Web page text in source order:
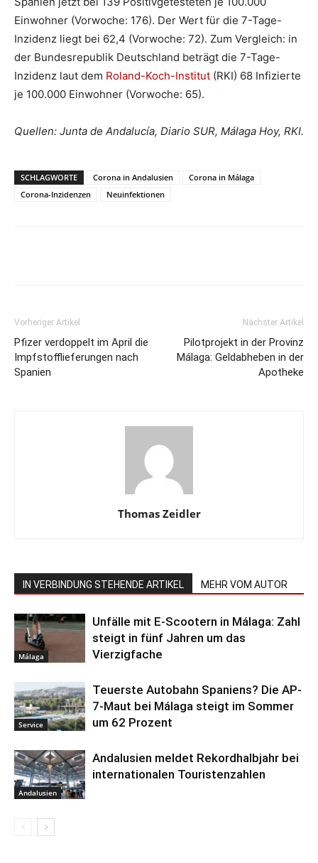
Einwohner (Vorwoche: 176). Der Wert für die 7-Tage-
Inzidenz liegt bei 62,4 (Vorwoche: 72). Zum Vergleich: in
der Bundesrepublik Deutschland beträgt die 7-Tage-
Inzidenz laut dem Roland-Koch-Institut (RKI) 68 Infizierte
je 100.000 Einwohner (Vorwoche: 65).
Quellen: Junta de Andalucía, Diario SUR, Málaga Hoy, RKI.
SCHLAGWORTE Corona in Andalusien
Corona in Málaga
Corona-Inzidenzen
Neuinfektionen
Vorheriger Artikel
Pfizer verdoppelt im April die
Impfstofflieferungen nach
Spanien
Nächster Artikel
Pilotprojekt in der Provinz
Málaga: Geldabheben in der
Apotheke
Thomas Zeidler
IN VERBINDUNG STEHENDE ARTIKEL MEHR VOM AUTOR
Málaga
Unfälle mit E-Scootern in Málaga: Zahl
steigt in fünf Jahren um das
Vierzigfache
Service
Teuerste Autobahn Spaniens? Die AP-
7-Maut bei Málaga steigt im Sommer
um 62 Prozent
Andalusien
Andalusien meldet Rekordhalbjahr bei
internationalen Touristenzahlen